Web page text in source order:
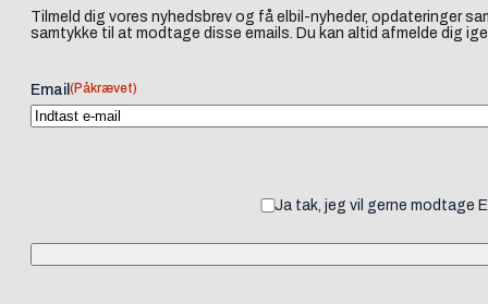
Tilmeld dig vores nyhedsbrev og få elbil-nyheder, opdateringer
samtykke til at modtage disse emails. Du kan altid afmelde dig
Email (Påkrævet)
Ja tak, jeg vil gerne modtage